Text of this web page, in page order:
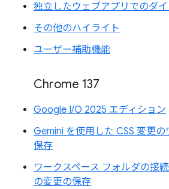
独立したウェブアプリでのダ
その他のハイライト
ユーザー補助機能
Chrome 137
Google I/O 2025 エディション
Gemini を使用した CSS 変更
保存
ワークスペース フォルダの接
の変更の保存